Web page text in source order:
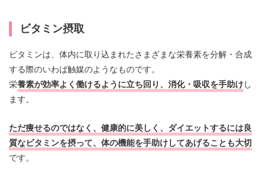
ビタミン摂取
ビタミンは、体内に取り込まれたさまざまな栄養素を分解・合成
する際のいわば触媒のようなものです。
栄養素が効率よく働けるように立ち回り、消化・吸収を手助けし
ます。
ただ痩せるのではなく、健康的に美しく、ダイエットするには良
質なビタミンを摂って、体の機能を手助けしてあげることも大切
です。